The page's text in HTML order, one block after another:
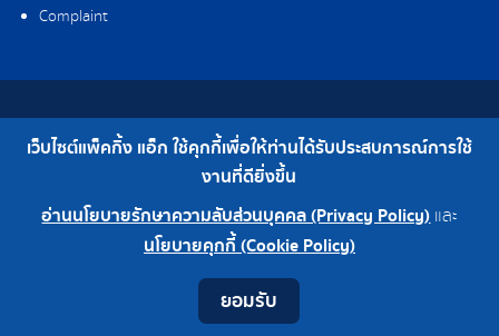
Complaint
Copyright © 2019 Packing Ag Co,. Ltd. All Rights Reserved.
Telephone : 0-2308-2102 | Fax : 0-2308-2487
เว็บไซต์แพ็คกิ้ง แอ็ก ใช้คุกกี้เพื่อให้ท่านได้รับประสบการณ์การใช้
งานที่ดียิ่งขึ้น
อ่านนโยบายรักษาความลับส่วนบุคคล (Privacy Policy) และ
นโยบายคุกกี้ (Cookie Policy)
ยอมรับ
0-2308-2102
Factory 0-2324-0515-6
ContactYoutube
LINE